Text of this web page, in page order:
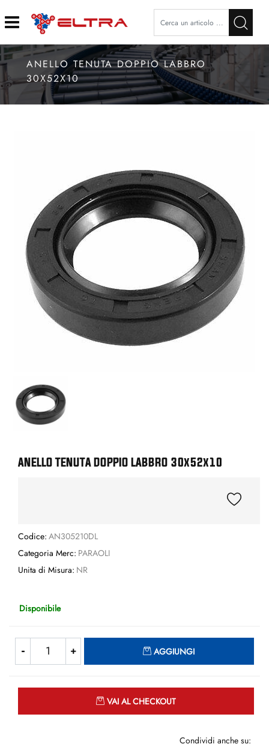
Open
ANELLO TENUTA DOPPIO LABBRO
30X52X10
ANELLO TENUTA DOPPIO LABBRO 30x52x10
Codice: AN305210DL
Categoria Merc: PARAOLI
Unita di Misura: NR
Disponibile
AGGIUNGI
VAI AL CHECKOUT
Condividi anche su: